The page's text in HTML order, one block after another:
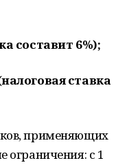
составит 6%);
ставка
применяющих
ограничения: с 1